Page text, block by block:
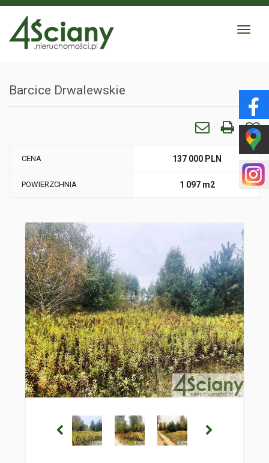
Toggle
Barcice Drwalewskie
CENA 137 000 PLN
POWIERZCHNIA 1 097 m2